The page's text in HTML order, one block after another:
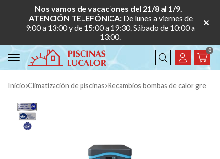
Nos vamos de vacaciones del 21/8 al 1/9.
ATENCIÓN TELEFÓNICA: De lunes a viernes de
9:00 a 13:00 y de 15:00 a 19:30. Sábado de 10:00 a
13:00.
Buscar
0
Inicio climatización de piscinas recambios bombas de calor gre